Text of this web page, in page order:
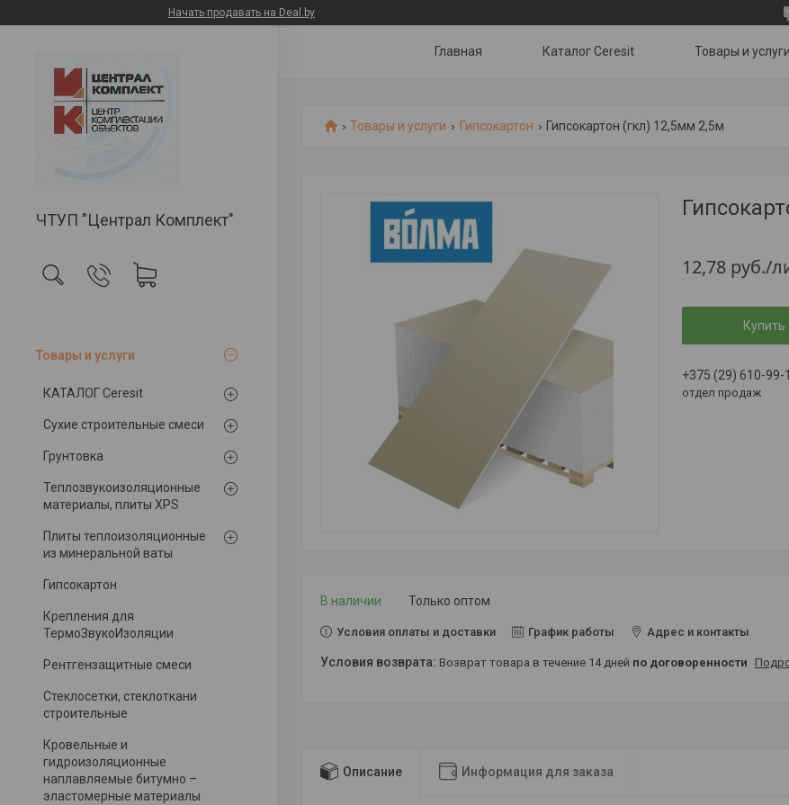
Начать продавать на Deal.by
ЧТУП "Централ Комплект"
Товары и услуги
КАТАЛОГ Ceresit
Сухие строительные смеси
Грунтовка
Теплозвукоизоляционные
материалы, плиты XPS
Плиты теплоизоляционные
из минеральной ваты
Гипсокартон
Крепления для
ТермоЗвукоИзоляции
Рентгензащитные смеси
Стеклосетки, стеклоткани
строительные
Кровельные и
гидроизоляционные
наплавляемые битумно –
эластомерные материалы
Главная Каталог Ceresit Товары и услуги
Товары и услуги Гипсокартон Гипсокартон (гкл) 12,5мм 2,5м
12,78 руб./
Купить
+375 (29) 610-99-
отдел продаж
В наличии Только оптом
Условия оплаты и доставки График работы Адрес и контакты
возврат товара в течение 14 дней по договоренности
Описание Информация для заказа